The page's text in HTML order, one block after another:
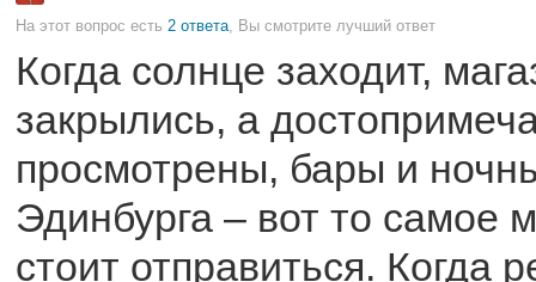
На этот вопрос есть 2 ответа , Вы смотрите лучший ответ
Когда солнце заходит,
закрылись, а
просмотрены, бары и
Эдинбурга – вот то самое
стоит отправиться. Когда